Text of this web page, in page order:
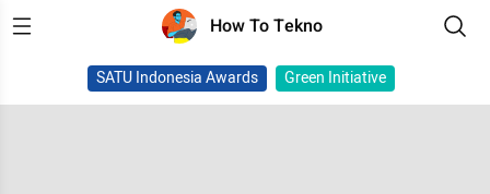
How To Tekno
SATU Indonesia Awards Green Initiative